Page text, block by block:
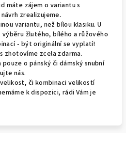
máte zájem o variantu s
zrealizujeme.
variantu, než bílou klasiku. U
žlutého, bílého a růžového
- být originální se vyplatí!
zhotovíme zcela zdarma.
o pánský či dámský snubní
nás.
či kombinaci velikostí
k dispozici, rádi Vám je